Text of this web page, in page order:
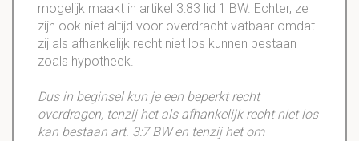
mogelijk maakt in artikel 3:83 lid 1 BW. Echter, ze
zijn ook niet altijd voor overdracht vatbaar omdat
zij als afhankelijk recht niet los kunnen bestaan
zoals hypotheek.
Dus in beginsel kun je een beperkt recht
overdragen, tenzij het als afhankelijk recht niet los
kan bestaan art. 3:7 BW en tenzij het om